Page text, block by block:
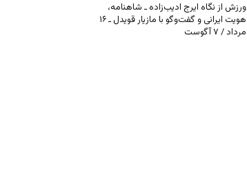
ورزش از نگاه ایرج ادیب‌زاده ـ شاهنامه،
هویت ایرانی و گفت‌وگو با مازیار قویدل ـ ۱۶
مرداد / ۷ آگوست